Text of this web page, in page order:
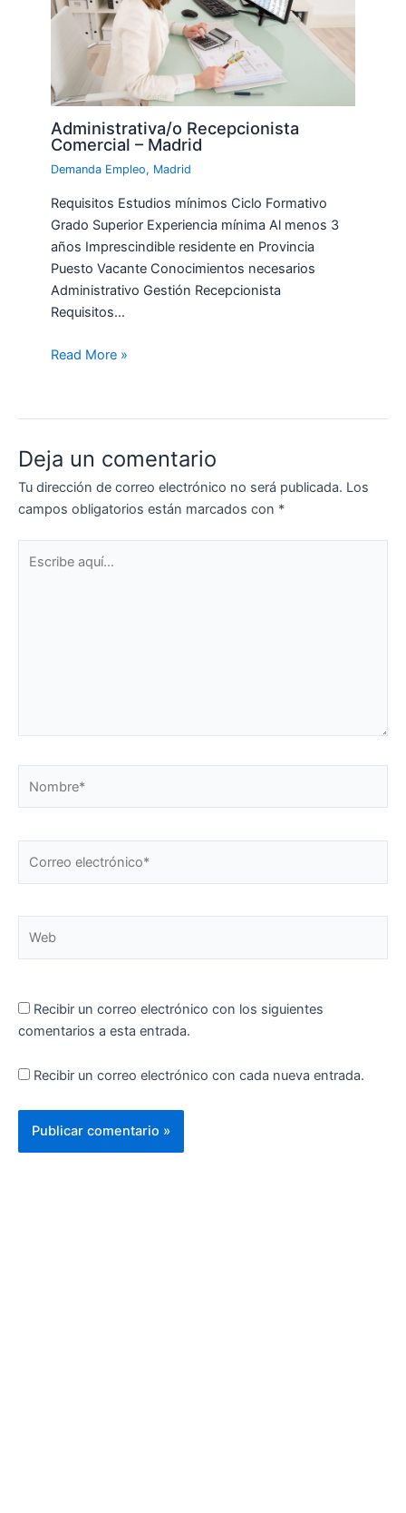
Administrativa/o Recepcionista
Comercial – Madrid
Demanda Empleo, Madrid
Requisitos Estudios mínimos Ciclo Formativo
Grado Superior Experiencia mínima Al menos 3
años Imprescindible residente en Provincia
Puesto Vacante Conocimientos necesarios
Administrativo Gestión Recepcionista
Requisitos…
Read More »
Deja un comentario
Tu dirección de correo electrónico no será publicada. Los
campos obligatorios están marcados con *
aquí...
electrónico*
Recibir un correo electrónico con los siguientes
comentarios a esta entrada.
Recibir un correo electrónico con cada nueva entrada.